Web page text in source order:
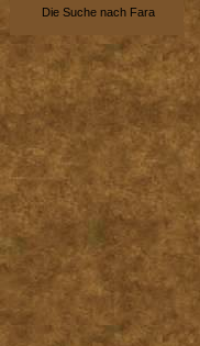
Die Suche nach Fara